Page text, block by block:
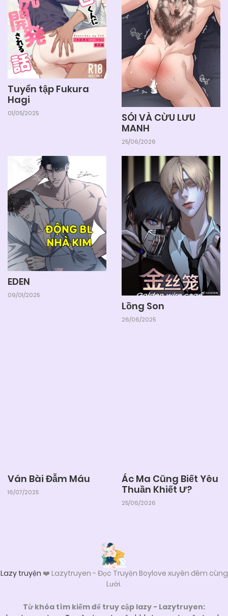
Chapter 1
Tuyển tập Fukura
Hagi
01/05/2025
SÓI VÀ CỪU LƯU
MANH
25/06/2026
EDEN
09/01/2025
Lồng Son
26/06/2025
Ván Bài Đẫm Máu
16/07/2025
Ác Ma Cũng Biết Yêu
Thuần Khiết Ư?
25/06/2026
Lazy truyện ❤️ Lazytruyen - Đọc Truyện Boylove xuyên đêm cùng
Lười.
Từ khóa tìm kiếm để truy cập lazy - Lazytruyen: